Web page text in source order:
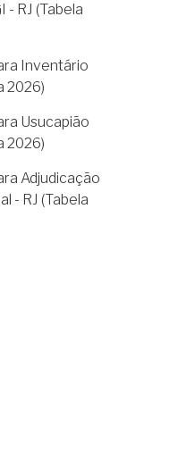
- RJ (Tabela
Inventário
2026)
Usucapião
2026)
Adjudicação
- RJ (Tabela